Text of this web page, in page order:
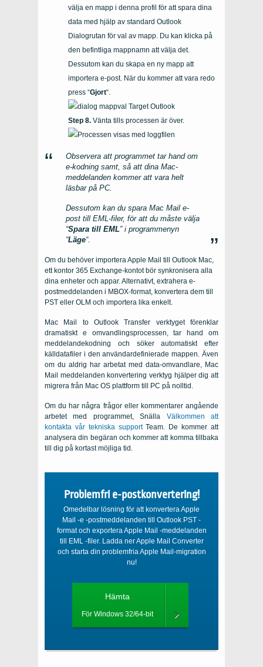
välja en mapp i denna profil för att spara dina
data med hjälp av standard Outlook
Dialogrutan för val av mapp. Du kan klicka på
den befintliga mappnamn att välja det.
Dessutom kan du skapa en ny mapp att
importera e-post. När du kommer att vara redo
press “Gjort“.
Vänta tills processen är över.
Observera att programmet tar hand om
e-kodning samt, så att dina Mac-
meddelanden kommer att vara helt
läsbar på PC.
Dessutom kan du spara Mac Mail e-
post till EML-filer, för att du måste välja
“Spara till EML” i programmenyn
“Läge“.
Om du behöver importera Apple Mail till Outlook Mac,
ett kontor 365 Exchange-kontot bör synkronisera alla
dina enheter och appar. Alternativt, extrahera e-
postmeddelanden i MBOX-format, konvertera dem till
PST eller OLM och importera lika enkelt.
Mac Mail to Outlook Transfer verktyget förenklar
dramatiskt e omvandlingsprocessen, tar hand om
meddelandekodning och söker automatiskt efter
källdatafiler i den användardefinierade mappen. Även
om du aldrig har arbetat med data-omvandlare, Mac
Mail meddelanden konvertering verktyg hjälper dig att
migrera från Mac OS plattform till PC på nolltid.
Om du har några frågor eller kommentarer angående
arbetet med programmet, Snälla Välkommen att
kontakta vår tekniska supportTeam. De kommer att
analysera din begäran och kommer att komma tillbaka
till dig på kortast möjliga tid.
Problemfri e-postkonvertering!
Omedelbar lösning för att konvertera Apple
Mail -e -postmeddelanden till Outlook PST -
format och exportera Apple Mail -meddelanden
till EML -filer. Ladda ner Apple Mail Converter
och starta din problemfria Apple Mail-migration
nu!
Hämta
För Windows 32/64-bit